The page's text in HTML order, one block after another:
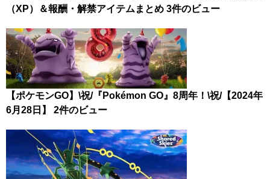
（XP）＆報酬・解禁アイテムまとめ 3件のビュー
【ポケモンGO】\祝/『Pokémon GO』8周年！\祝/【2024年
6月28日】
2件のビュー